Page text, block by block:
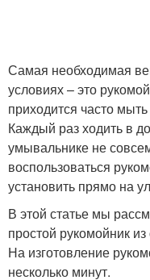
Самая необходимая
условиях – это
приходится часто
Каждый раз ходить в
умывальнике не
воспользоваться
установить прямо на
В этой статье мы
простой рукомойник
На изготовление
несколько минут.